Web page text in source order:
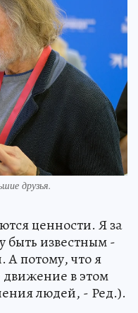
друзья.
ценности. Я за
быть известным -
А потому, что я
движение в этом
людей, - Ред.).